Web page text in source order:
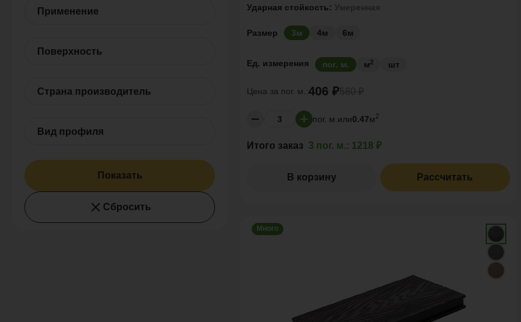
Применение
Поверхность
Страна производитель
Вид профиля
Показать
Сбросить
Ударная стойкость:
Размер 3м 4м 6м
Ед. измерения пог. м. м2 шт
Цена за пог. м.:406 ₽
пог. м. или0.47м2
Итого заказ 3 пог. м.: 1218 ₽
В корзину Рассчитать
Много